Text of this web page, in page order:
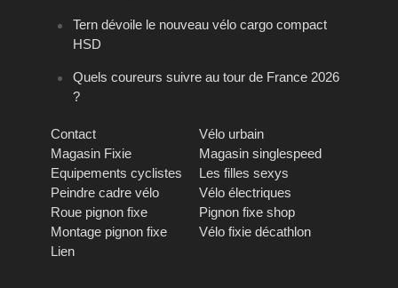
Tern dévoile le nouveau vélo cargo compact
HSD
Quels coureurs suivre au tour de France 2026
?
Contact
Vélo urbain
Magasin Fixie
Magasin singlespeed
Equipements cyclistes
Les filles sexys
Peindre cadre vélo
Vélo électriques
Roue pignon fixe
Pignon fixe shop
Montage pignon fixe
Vélo fixie décathlon
Lien